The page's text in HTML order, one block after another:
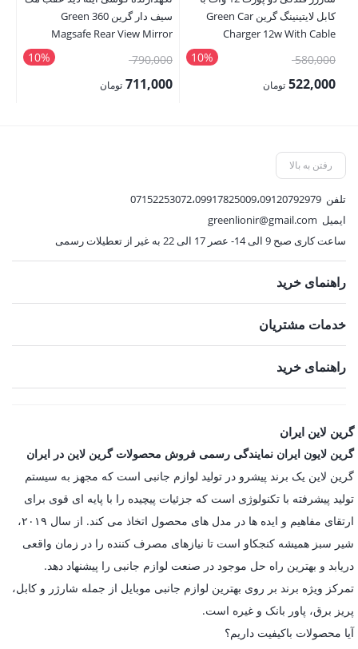
کابل لایتینینگ گرین Green Car
Charger 12w With Cable
10% 580,000قیمت
اصلی:522,000 تومان
522,000 تومان.
سیف دار گرین Green 360
Magsafe Rear View Mirror
10% 790,000قیمت
اصلی:711,000 تومان
رفتن به بالا
تلفن 07152253072،09917825009،09120792979
ایمیل greenlionir@gmail.com
ساعت کاری صبح 9 الی 14- عصر 17 الی 22 به غیر از تعطیلات رسمی
راهنمای خرید
خدمات مشتریان
راهنمای خرید
گرین لاین ایران
گرین لایون ایران نمایندگی رسمی فروش محصولات گرین لاین در ایران
گرین لاین یک برند پیشرو در تولید لوازم جانبی است که مجهز به سیستم
تولید پیشرفته با تکنولوژی است که جزئیات پیچیده را با پایه ای قوی برای
ارتقای مفاهیم و ایده ها در مدل های محصول اتخاذ می کند. از سال ۲۰۱۹،
شیر سبز همیشه کنجکاو است تا نیازهای مصرف کننده را در زمان واقعی
دریابد و بهترین راه حل موجود در صنعت لوازم جانبی را پیشنهاد دهد.
تمرکز ویژه برند بر روی بهترین لوازم جانبی موبایل از جمله شارژر و کابل،
پریز برق، پاور بانک و غیره است.
آیا محصولات باکیفیت داریم؟